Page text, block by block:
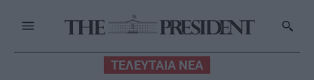
ΤΕΛΕΥΤΑΙΑ ΝΕΑ